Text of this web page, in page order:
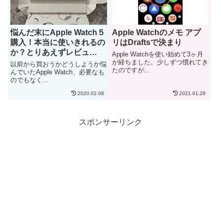
悩んだ末にApple Watch５
購入！本当に使いきれるの
か？とりあえずレビュ
ー….
以前から買おうかどうしようか悩
んでいたApple Watch、必要なも
のでもなく...
2020.02.08
Apple Watchのメモ アプ
リはDraftsで決まり
Apple Watchを使い始めて3ヶ月
が経ちました。少しずつ慣れてき
たのですが...
2021.01.28
スポンサーリンク